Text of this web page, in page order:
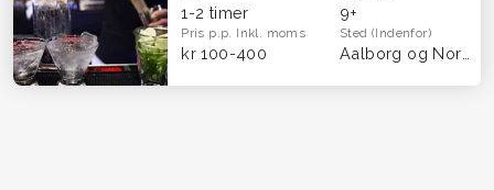
1-2 timer 9+
Pris p.p. Inkl. moms
kr 100-400
Sted(Indenfor)